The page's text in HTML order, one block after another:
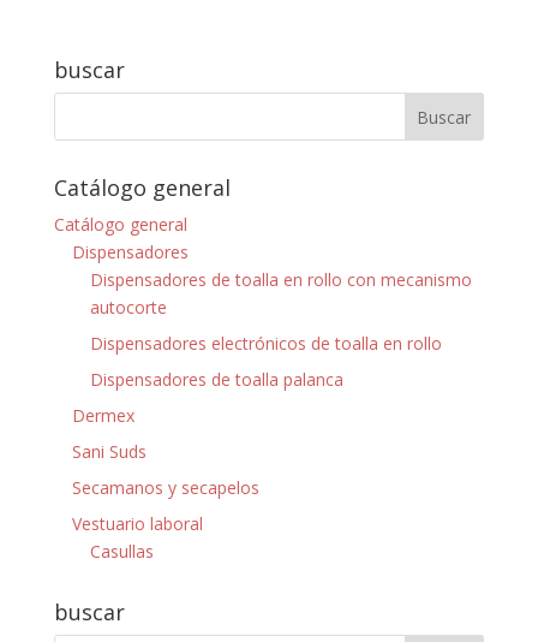
buscar
Catálogo general
Catálogo general
Dispensadores
Dispensadores de toalla en rollo con mecanismo
autocorte
Dispensadores electrónicos de toalla en rollo
Dispensadores de toalla palanca
Dermex
Sani Suds
Secamanos y secapelos
Vestuario laboral
Casullas
buscar